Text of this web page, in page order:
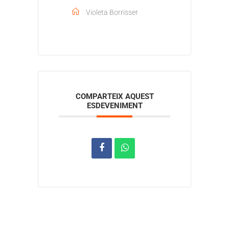
Violeta Borrisser
COMPARTEIX AQUEST
ESDEVENIMENT